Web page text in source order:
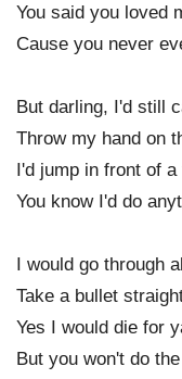
You said you loved
Cause you never
But darling, I'd still
Throw my hand on
I'd jump in front of
You know I'd do
I would go through
Take a bullet
Yes I would die for
But you won't do